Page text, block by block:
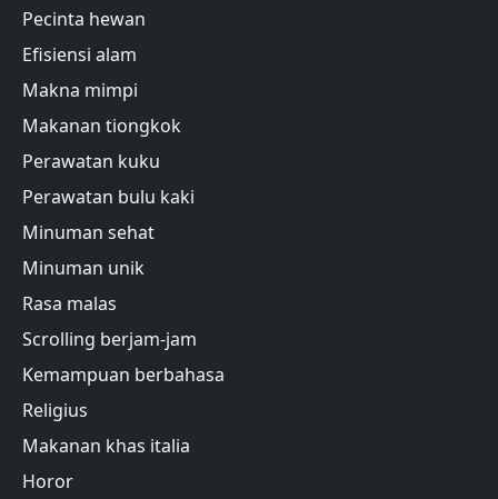
Pecinta hewan
Efisiensi alam
Makna mimpi
Makanan tiongkok
Perawatan kuku
Perawatan bulu kaki
Minuman sehat
Minuman unik
Rasa malas
Scrolling berjam-jam
Kemampuan berbahasa
Religius
Makanan khas italia
Horor